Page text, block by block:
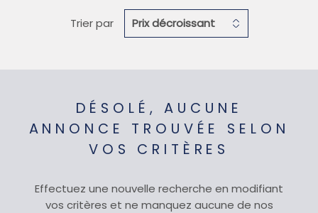
VENDRE
QUI
Trier par Prix décroissant
DÉSOLÉ, AUCUNE
ANNONCE TROUVÉE SELON
VOS CRITÈRES
Effectuez une nouvelle recherche en modifiant
vos critères et ne manquez aucune de nos